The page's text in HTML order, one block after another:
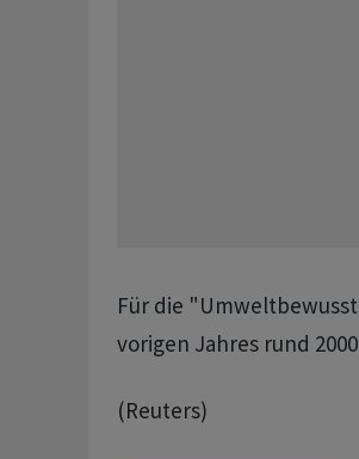
Für die
vorigen Jahres rund
(Reuters)